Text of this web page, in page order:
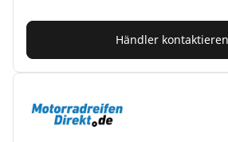
Händler kontaktieren